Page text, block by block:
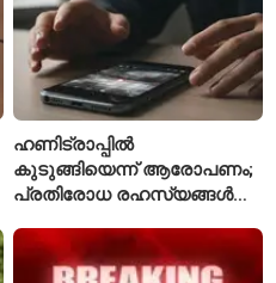
ഹണിട്രാപ്പിൽ
കുടുങ്ങിയെന്ന് ആരോപണം;
പ്രതിരോധ രഹസ്യങ്ങൾ
വിങ് കമാൻഡർ അറസ്റ്റിൽ